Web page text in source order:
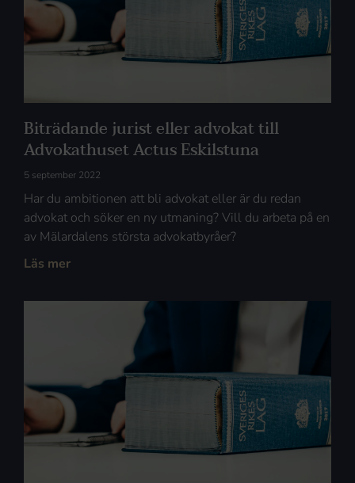
Biträdande jurist eller advokat till
Advokathuset Actus Eskilstuna
5 september 2022
Har du ambitionen att bli advokat eller är du redan
advokat och söker en ny utmaning? Vill du arbeta på en
av Mälardalens största advokatbyråer?
Läs mer